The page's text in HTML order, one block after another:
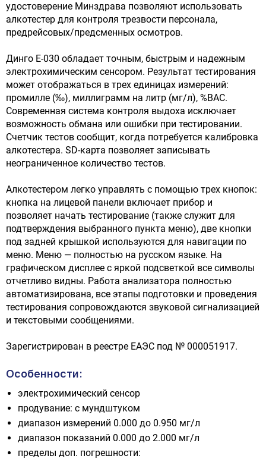
удостоверение Минздрава позволяют использовать
алкотестер для контроля трезвости персонала,
предрейсовых/предсменных осмотров.
Динго Е-030 обладает точным, быстрым и надежным
электрохимическим сенсором. Результат тестирования
может отображаться в трех единицах измерений:
промилле (‰), миллиграмм на литр (мг/л), %BAC.
Современная система контроля выдоха исключает
возможность обмана или ошибки при тестировании.
Счетчик тестов сообщит, когда потребуется калибровка
алкотестера. SD-карта позволяет записывать
неограниченное количество тестов.
Алкотестером легко управлять с помощью трех кнопок:
кнопка на лицевой панели включает прибор и
позволяет начать тестирование (также служит для
подтверждения выбранного пункта меню), две кнопки
под задней крышкой используются для навигации по
меню. Меню — полностью на русском языке. На
графическом дисплее с яркой подсветкой все символы
отчетливо видны. Работа анализатора полностью
автоматизирована, все этапы подготовки и проведения
тестирования сопровождаются звуковой сигнализацией
и текстовыми сообщениями.
Зарегистрирован в реестре ЕАЭС под № 000051917.
Особенности:
электрохимический сенсор
продувание: с мундштуком
диапазон измерений 0.000 до 0.950 мг/л
диапазон показаний 0.000 до 2.000 мг/л
пределы доп. погрешности: